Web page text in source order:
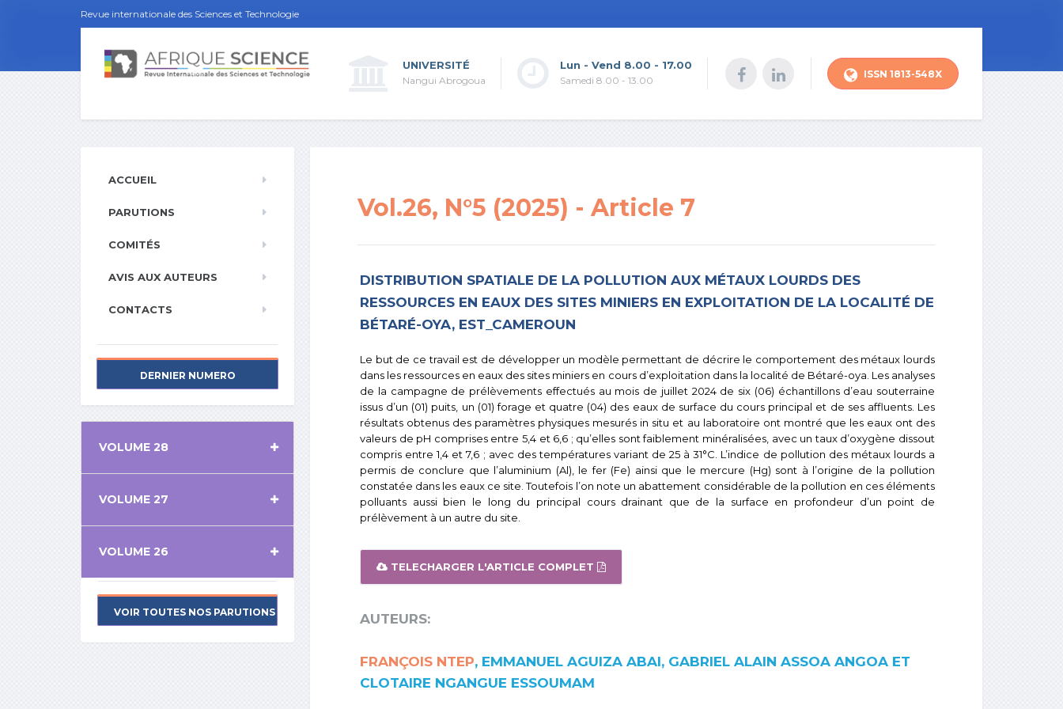
Revue internationale des Sciences et Technologie
UNIVERSITÉ
Nangui Abrogoua
Lun - Vend 8.00 - 17.00
Samedi 8.00 - 13.00
ISSN 1813-548X
Vol.26, N°5 (2025) - Article 7
DISTRIBUTION SPATIALE DE LA POLLUTION AUX MÉTAUX LOURDS DES
RESSOURCES EN EAUX DES SITES MINIERS EN EXPLOITATION DE LA LOCALITÉ DE
BÉTARÉ-OYA, EST_CAMEROUN
Le but de ce travail est de développer un modèle permettant de décrire le comportement des métaux lourds
dans les ressources en eaux des sites miniers en cours d’exploitation dans la localité de Bétaré-oya. Les analyses
de la campagne de prélèvements effectués au mois de juillet 2024 de six (06) échantillons d’eau souterraine
issus d’un (01) puits, un (01) forage et quatre (04) des eaux de surface du cours principal et de ses affluents. Les
résultats obtenus des paramètres physiques mesurés in situ et au laboratoire ont montré que les eaux ont des
valeurs de pH comprises entre 5,4 et 6,6 ; qu’elles sont faiblement minéralisées, avec un taux d’oxygène dissout
compris entre 1,4 et 7,6 ; avec des températures variant de 25 à 31°C. L’indice de pollution des métaux lourds a
permis de conclure que l’aluminium (Al), le fer (Fe) ainsi que le mercure (Hg) sont à l’origine de la pollution
constatée dans les eaux ce site. Toutefois l’on note un abattement considérable de la pollution en ces éléments
polluants aussi bien le long du principal cours drainant que de la surface en profondeur d’un point de
prélèvement à un autre du site.
TELECHARGER L'ARTICLE COMPLET
AUTEURS:
FRANÇOIS NTEP, EMMANUEL AGUIZA ABAI, GABRIEL ALAIN ASSOA ANGOA ET
CLOTAIRE NGANGUE ESSOUMAM
ACCUEIL
PARUTIONS
COMITÉS
AVIS AUX AUTEURS
CONTACTS
DERNIER NUMERO
VOLUME 28
VOLUME 27
VOLUME 26
VOIR TOUTES NOS PARUTIONS